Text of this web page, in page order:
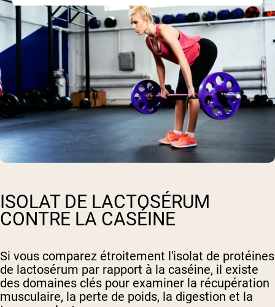
ISOLAT DE LACTOSÉRUM
CONTRE LA CASÉINE
Si vous comparez étroitement l'isolat de protéines
de lactosérum par rapport à la caséine, il existe
des domaines clés pour examiner la récupération
musculaire, la perte de poids, la digestion et la